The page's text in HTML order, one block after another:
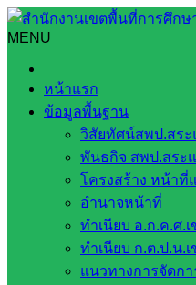
Skip
to
content
MENU
หน้าแรก
ข้อมูลพื้นฐาน
วิสัยทัศน์สพป.สระ
พันธกิจ สพป.สระแ
โครงสร้าง หน้าที่
อำนาจหน้าที่
ทำเนียบ อ.ก.ค.ศ.
ทำเนียบ ก.ต.ป.น.
แนวทางการจัดก
Search
ดาวน์โหลดเอกสารกลุ่มอำนวย
ดาวน์โหลดเอกสาร
ใบรับรองเงินเดือน
ใบลาพักผ่อน
ใบลากิจ
หน่วยงาน